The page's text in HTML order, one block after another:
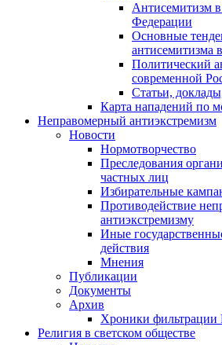
Антисемитизм
Федерации
Основные
антисемитизма
Политический
современной
Статьи,
Карта нападений по
Неправомерный антиэкстремизм
Новости
Нормотворчество
Преследования
частных лиц
Избирательные
Противодействие
антиэкстремизму
Иные
действия
Мнения
Публикации
Документы
Архив
Хроники фильтрации
Религия в светском обществе